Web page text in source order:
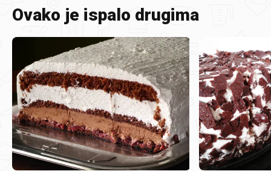
Ovako je ispalo drugima